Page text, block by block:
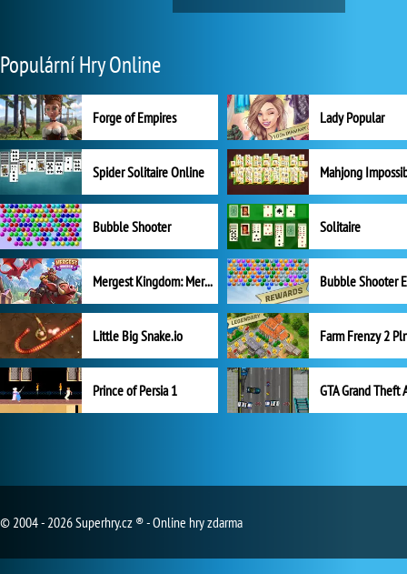
Populární Hry Online
Forge of Empires Lady Popular
Spider Solitaire Online Mahjong
Bubble Shooter Solitaire
Mergest Kingdom: Merge Puzzle
Little Big Snake.io
Prince of Persia 1 GTA Grand Theft
© 2004 - 2026 Superhry.cz ® - Online hry zdarma